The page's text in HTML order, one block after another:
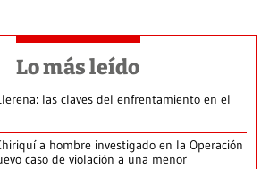
Lo más leído
las claves del enfrentamiento en el
a hombre investigado en la Operación
caso de violación a una menor